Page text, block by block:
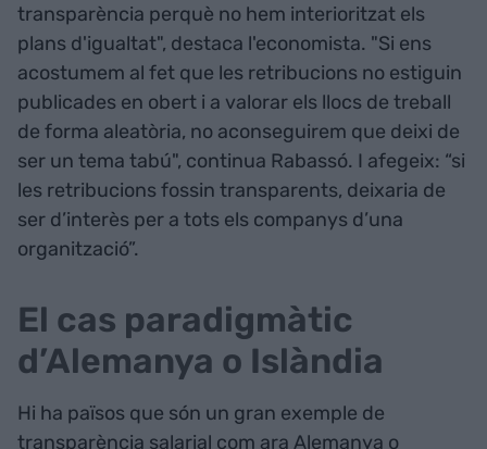
transparència perquè no hem interioritzat els
plans d'igualtat", destaca l'economista. "Si ens
acostumem al fet que les retribucions no estiguin
publicades en obert i a valorar els llocs de treball
de forma aleatòria, no aconseguirem que deixi de
ser un tema tabú", continua Rabassó. I afegeix: “si
les retribucions fossin transparents, deixaria de
ser d’interès per a tots els companys d’una
organització”.
El cas paradigmàtic
d’Alemanya o Islàndia
Hi ha països que són un gran exemple de
transparència salarial com ara Alemanya o